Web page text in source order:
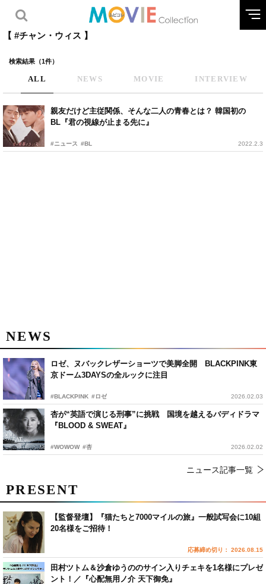
【 #チャン・ウィス 】
検索結果（1件）
ALL NEWS MOVIE INTERVIEW
親友だけど主従関係、そんな二人の青春とは？ 韓国初の
BL『君の視線が止まる先に』
#ニュース #BL 2022.2.3
NEWS
ロゼ、ヌバックレザーショーツで美脚全開 BLACKPINK東
京ドーム3DAYSの全ルックに注目
#BLACKPINK #ロゼ 2026.02.03
杏が“英語で演じる刑事”に挑戦 国境を越えるバディドラマ
『BLOOD & SWEAT』
#WOWOW #杏 2026.02.02
ニュース記事一覧
PRESENT
【監督登壇】『猫たちと7000マイルの旅』一般試写会に10組
20名様をご招待！
応募締め切り： 2026.08.15
田村ツトム＆沙倉ゆうののサイン入りチェキを1名様にプレゼ
ント！／『心配無用ノ介 天下御免』